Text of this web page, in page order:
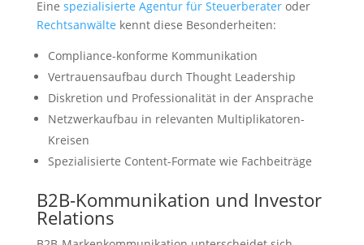
Eine spezialisierte Agentur für Steuerberateroder
Rechtsanwälte kennt diese Besonderheiten:
Compliance-konforme Kommunikation
Vertrauensaufbau durch Thought Leadership
Diskretion und Professionalität in der Ansprache
Netzwerkaufbau in relevanten Multiplikatoren-
Kreisen
Spezialisierte Content-Formate wie Fachbeiträge
B2B-Kommunikation und Investor
Relations